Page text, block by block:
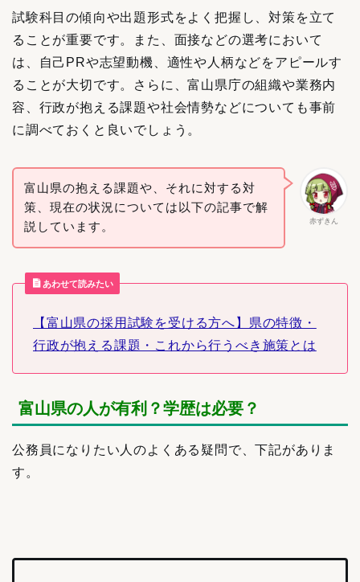
試験科目の傾向や出題形式をよく把握し、対策を立て
ることが重要です。また、面接などの選考において
は、自己PRや志望動機、適性や人柄などをアピールす
ることが大切です。さらに、富山県庁の組織や業務内
容、行政が抱える課題や社会情勢などについても事前
に調べておくと良いでしょう。
赤ずきん
富山県の抱える課題や、それに対する対
策、現在の状況については以下の記事で解
説しています。
あわせて読みたい
【富山県の採用試験を受ける方へ】県の特徴・
行政が抱える課題・これから行うべき施策とは
富山県の人が有利？学歴は必要？
公務員になりたい人のよくある疑問で、下記がありま
す。